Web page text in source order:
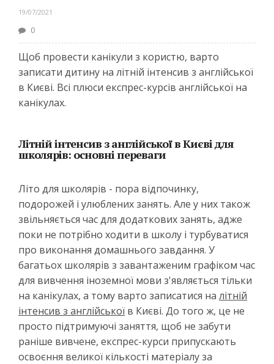
19/07/2021
0
Щоб провести канікули з користю, варто
записати дитину на літній інтенсив з англійської
в Києві. Всі плюси експрес-курсів англійської на
канікулах.
Літній інтенсив з англійської в Києві для
школярів: основні переваги
Літо для школярів - пора відпочинку,
подорожей і улюблених занять. Але у них також
звільняється час для додаткових занять, адже
поки не потрібно ходити в школу і турбуватися
про виконання домашнього завдання. У
багатьох школярів з завантаженим графіком час
для вивчення іноземної мови з'являється тільки
на канікулах, а тому варто записатися на літній
інтенсив з англійської в Києві. До того ж, це не
просто підтримуючі заняття, щоб не забути
раніше вивчене, експрес-курси припускають
освоєння великої кількості матеріалу за